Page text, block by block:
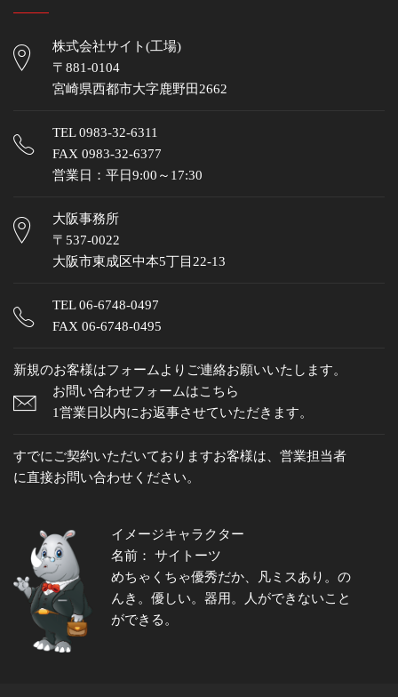
株式会社サイト(工場)
〒881-0104
宮崎県西都市大字鹿野田2662
TEL0983-32-6311
FAX 0983-32-6377
営業日：平日9:00～17:30
大阪事務所
〒537-0022
大阪市東成区中本5丁目22-13
TEL06-6748-0497
FAX 06-6748-0495
新規のお客様はフォームよりご連絡お願いいたします。
お問い合わせフォームはこちら
1営業日以内にお返事させていただきます。
すでにご契約いただいておりますお客様は、営業担当者
に直接お問い合わせください。
イメージキャラクター
名前： サイトーツ
めちゃくちゃ優秀だか、凡ミスあり。の
んき。優しい。器用。人ができないこと
ができる。